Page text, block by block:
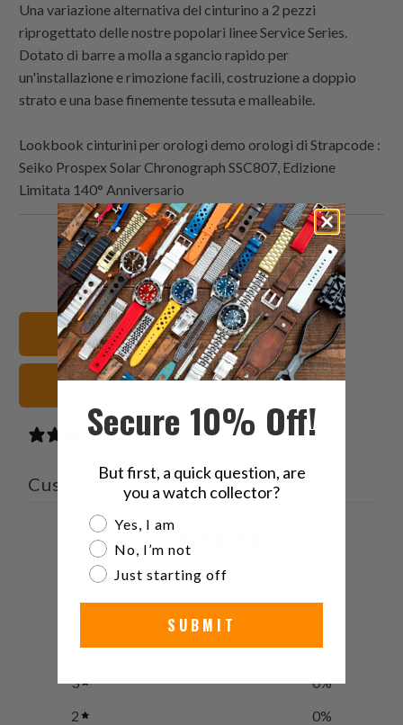
Una variazione alternativa del cinturino a 2 pezzi
riprogettato delle nostre popolari linee Service Series.
Dotato di barre a molla a sgancio rapido per
un'installazione e rimozione facili, costruzione a doppio
strato e una base finemente tessuta e malleabile.
Lookbook cinturini per orologi demo orologi diStrapcode :
Seiko Prospex Solar Chronograph SSC807, Edizione
Limitata 140° Anniversario
Condividi
questo
su
Twitter
Share
this
on
Facebook
Condividi
questo
su
Pinterest
Email
this
to
a
friend
20mm Cinturini orologio
neri Cinturini orologio
0 reviews
Customer reviews
0 / 5
0%
3
0%
2
0%
Secure 10% Off!
But first, a quick question, are
you a watch collector?
Are you a watch collector?
Yes, I am
No, I’m not
Just starting off
SUBMIT